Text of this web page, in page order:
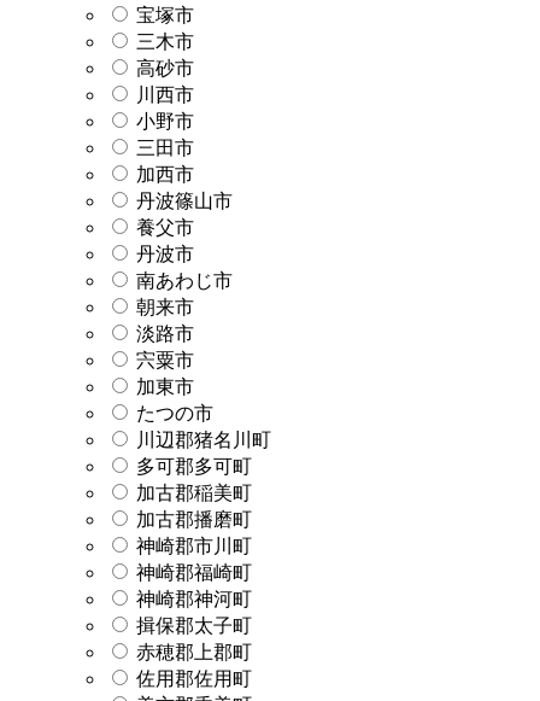
宝塚市
三木市
高砂市
川西市
小野市
三田市
加西市
丹波篠山市
養父市
丹波市
南あわじ市
朝来市
淡路市
宍粟市
加東市
たつの市
川辺郡猪名川町
多可郡多可町
加古郡稲美町
加古郡播磨町
神崎郡市川町
神崎郡福崎町
神崎郡神河町
揖保郡太子町
赤穂郡上郡町
佐用郡佐用町